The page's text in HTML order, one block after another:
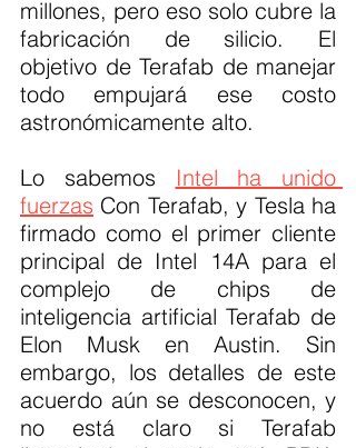
millones, pero eso solo cubre la
fabricación de silicio. El
objetivo de Terafab de manejar
todo empujará ese costo
astronómicamente alto.
Lo sabemos Intel ha unido
fuerzas Con Terafab, y Tesla ha
firmado como el primer cliente
principal de Intel 14A para el
complejo de chips de
inteligencia artificial Terafab de
Elon Musk en Austin. Sin
embargo, los detalles de este
acuerdo aún se desconocen, y
no está claro si Terafab